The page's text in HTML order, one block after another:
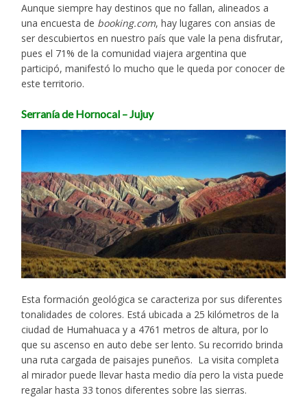
Aunque siempre hay destinos que no fallan, alineados a
una encuesta de booking.com, hay lugares con ansias de
ser descubiertos en nuestro país que vale la pena disfrutar,
pues el 71% de la comunidad viajera argentina que
participó, manifestó lo mucho que le queda por conocer de
este territorio.
Serranía de Hornocal – Jujuy
Esta formación geológica se caracteriza por sus diferentes
tonalidades de colores. Está ubicada a 25 kilómetros de la
ciudad de Humahuaca y a 4761 metros de altura, por lo
que su ascenso en auto debe ser lento. Su recorrido brinda
una ruta cargada de paisajes puneños. La visita completa
al mirador puede llevar hasta medio día pero la vista puede
regalar hasta 33 tonos diferentes sobre las sierras.